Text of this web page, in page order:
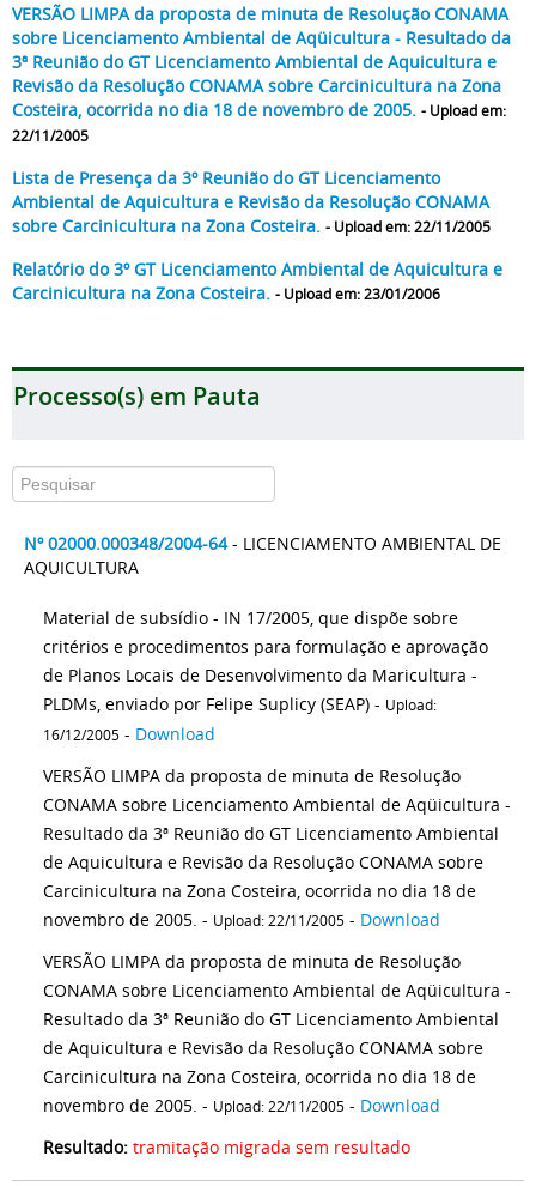
VERSÃO LIMPA da proposta de minuta de Resolução CONAMA
sobre Licenciamento Ambiental de Aqüicultura - Resultado da
3ª Reunião do GT Licenciamento Ambiental de Aquicultura e
Revisão da Resolução CONAMA sobre Carcinicultura na Zona
Costeira, ocorrida no dia 18 de novembro de 2005. - Upload em:
22/11/2005
Lista de Presença da 3º Reunião do GT Licenciamento
Ambiental de Aquicultura e Revisão da Resolução CONAMA
sobre Carcinicultura na Zona Costeira. - Upload em: 22/11/2005
Relatório do 3º GT Licenciamento Ambiental de Aquicultura e
Carcinicultura na Zona Costeira. - Upload em: 23/01/2006
Processo(s) em Pauta
Nº 02000.000348/2004-64 - LICENCIAMENTO AMBIENTAL DE
AQUICULTURA
Material de subsídio - IN 17/2005, que dispõe sobre
critérios e procedimentos para formulação e aprovação
de Planos Locais de Desenvolvimento da Maricultura -
PLDMs, enviado por Felipe Suplicy (SEAP) - Upload:
16/12/2005 - Download
VERSÃO LIMPA da proposta de minuta de Resolução
CONAMA sobre Licenciamento Ambiental de Aqüicultura -
Resultado da 3ª Reunião do GT Licenciamento Ambiental
de Aquicultura e Revisão da Resolução CONAMA sobre
Carcinicultura na Zona Costeira, ocorrida no dia 18 de
novembro de 2005. - Upload: 22/11/2005 - Download
VERSÃO LIMPA da proposta de minuta de Resolução
CONAMA sobre Licenciamento Ambiental de Aqüicultura -
Resultado da 3ª Reunião do GT Licenciamento Ambiental
de Aquicultura e Revisão da Resolução CONAMA sobre
Carcinicultura na Zona Costeira, ocorrida no dia 18 de
novembro de 2005. - Upload: 22/11/2005 - Download
Resultado: tramitação migrada sem resultado